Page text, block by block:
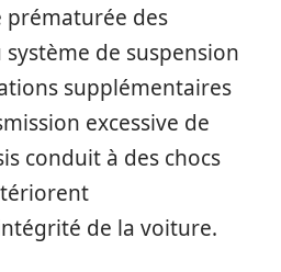
prématurée des
de suspension
supplémentaires
excessive de
conduit à des chocs
de la voiture.